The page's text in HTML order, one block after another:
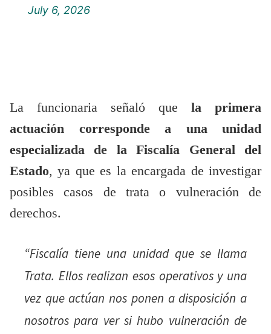
July 6, 2026
La funcionaria señaló que la primera
actuación corresponde a una unidad
especializada de la Fiscalía General del
Estado, ya que es la encargada de investigar
posibles casos de trata o vulneración de
derechos.
“Fiscalía tiene una unidad que se llama
Trata. Ellos realizan esos operativos y una
vez que actúan nos ponen a disposición a
nosotros para ver si hubo vulneración de